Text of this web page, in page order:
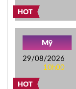
HOT
HOT
Mỹ
29/08/2026
10h00